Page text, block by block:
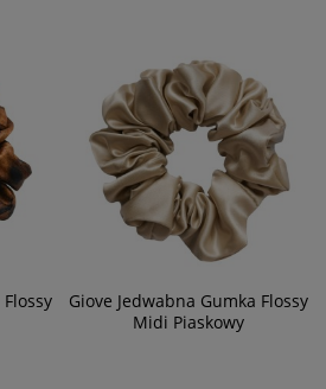
Giove Jedwabna Gumka Flossy
Midi Piaskowy